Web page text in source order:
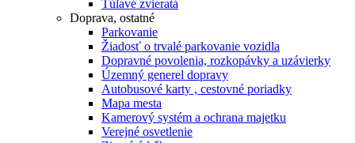
Túlavé zvieratá
Doprava, ostatné
Parkovanie
Žiadosť o trvalé parkovanie vozidla
Dopravné povolenia, rozkopávky a uzávierky
Územný generel dopravy
Autobusové karty , cestovné poriadky
Mapa mesta
Kamerový systém a ochrana majetku
Verejné osvetlenie